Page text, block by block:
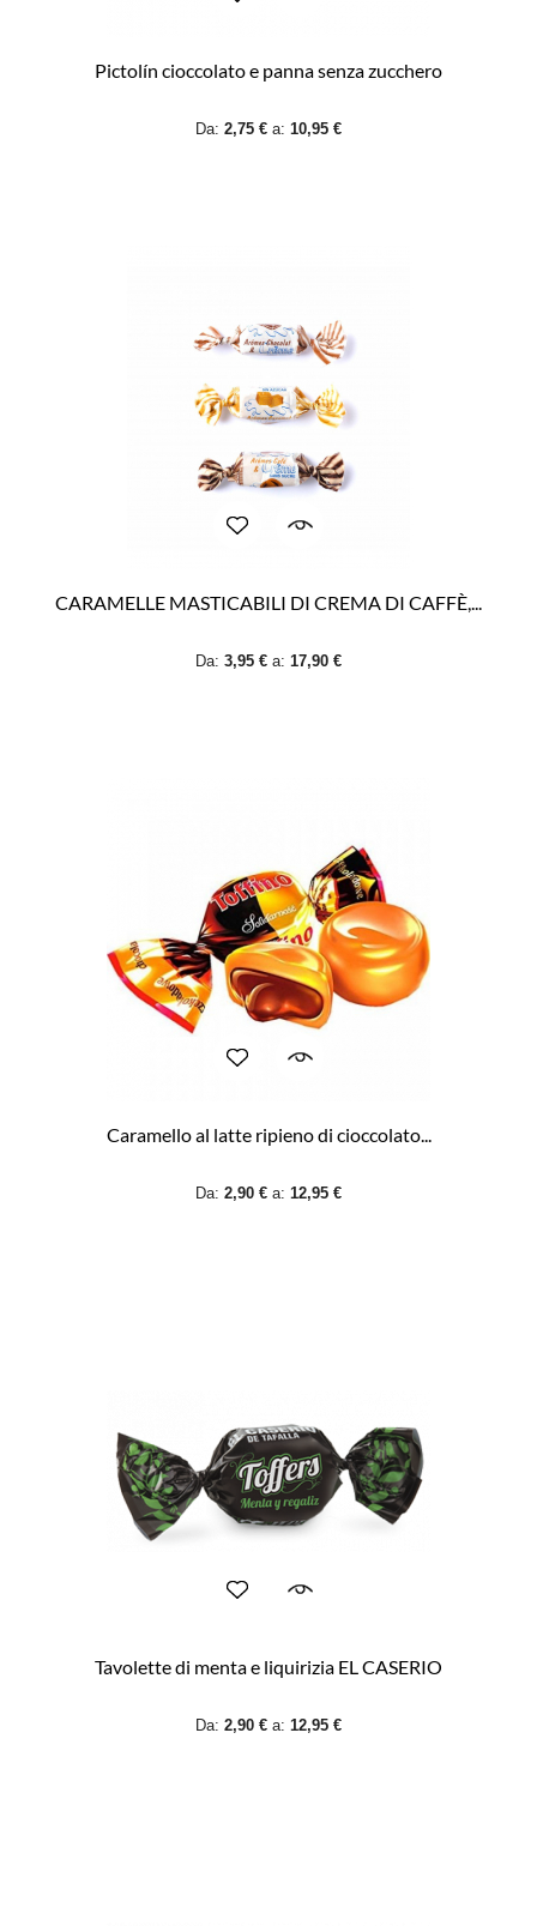
Pictolín cioccolato e panna senza zucchero
Da: 2,75 € a: 10,95 €
CARAMELLE MASTICABILI DI CREMA DI CAFFÈ,...
Da: 3,95 € a: 17,90 €
Caramello al latte ripieno di cioccolato...
Da: 2,90 € a: 12,95 €
Tavolette di menta e liquirizia EL CASERIO
Da: 2,90 € a: 12,95 €